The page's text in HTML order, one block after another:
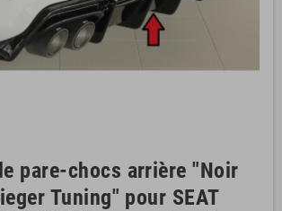
pare-chocs arrière "Noir
Tuning" pour SEAT